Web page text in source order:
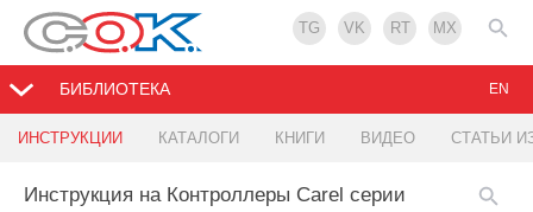
TG VK RT MX
БИБЛИОТЕКА
ИНСТРУКЦИИ КАТАЛОГИ КНИГИ ВИДЕО СТАТЬИ
EN
Инструкция на Контроллеры Carel серии